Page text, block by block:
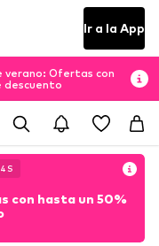
Ir a la App
verano: Ofertas con
descuento
S
con hasta un 50%